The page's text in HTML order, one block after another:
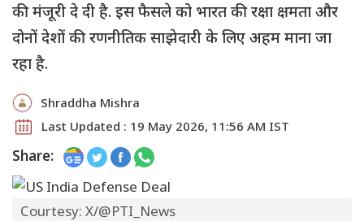
की मंजूरी दे दी है. इस फैसले को भारत की रक्षा क्षमता और
दोनों देशों की रणनीतिक साझेदारी के लिए अहम माना जा
रहा है.
Shraddha Mishra
Last Updated : 19 May 2026, 11:56 AM IST
Share:
Courtesy: X/@PTI_News